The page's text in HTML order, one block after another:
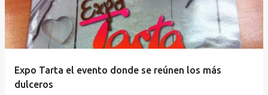
r
a
d
Expo Tarta el evento donde se reúnen los más
dulceros